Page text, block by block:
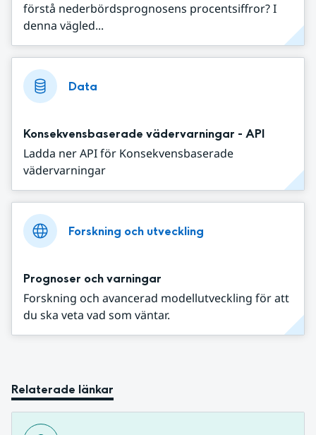
förstå nederbördsprognosens procentsiffror? I
denna vägled...
Data
Konsekvensbaserade vädervarningar - API
Ladda ner API för Konsekvensbaserade
vädervarningar
Forskning och utveckling
Prognoser och varningar
Forskning och avancerad modellutveckling för att
du ska veta vad som väntar.
Relaterade länkar